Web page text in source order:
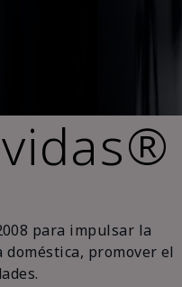
para impulsar la
promover el